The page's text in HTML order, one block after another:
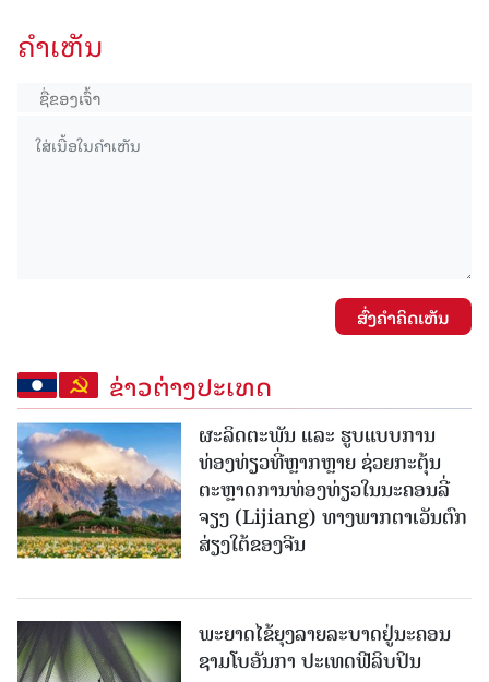
ຄໍາເຫັນ
ສົ່ງຄໍາຄິດເຫັນ
ຂ່າວຕ່າງປະເທດ
ຜະລິດຕະພັນ ແລະ ຮູບແບບການ
ທ່ອງທ່ຽວທີ່ຫຼາກຫຼາຍ ຊ່ວຍກະຕຸ້ນ
ຕະຫຼາດການທ່ອງທ່ຽວໃນນະຄອນລີ່
ຈຽງ (Lijiang) ທາງພາກຕາເວັນຕົກ
ສ່ຽງໃຕ້ຂອງຈີນ
ພະຍາດໄຂ້ຍຸງລາຍລະບາດຢູ່ນະຄອນ
ຊາມໂບ​ອັນກາ ປະເທດຟີລິບປິນ